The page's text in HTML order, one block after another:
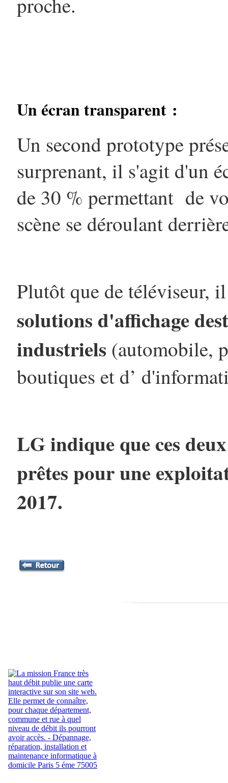
Un écran transparent :
Un second prototype
surprenant, il s'agit d'un
de 30 % permettant de
scène se déroulant
Plutôt que de téléviseur,
solutions d'affichage
industriels (automobile,
boutiques et d’
LG indique que ces
prêtes pour une
2017.